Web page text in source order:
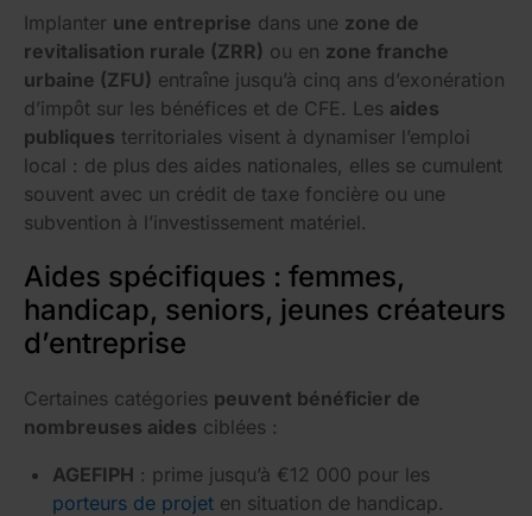
Implanter une entreprise dans une zone de
revitalisation rurale (ZRR) ou en zone franche
urbaine (ZFU) entraîne jusqu’à cinq ans d’exonération
d’impôt sur les bénéfices et de CFE. Les aides
publiques territoriales visent à dynamiser l’emploi
local : de plus des aides nationales, elles se cumulent
souvent avec un crédit de taxe foncière ou une
subvention à l’investissement matériel.
Aides spécifiques : femmes,
handicap, seniors, jeunes créateurs
d’entreprise
Certaines catégories peuvent bénéficier de
nombreuses aides ciblées :
AGEFIPH : prime jusqu’à €12 000 pour les
porteurs de projet en situation de handicap.